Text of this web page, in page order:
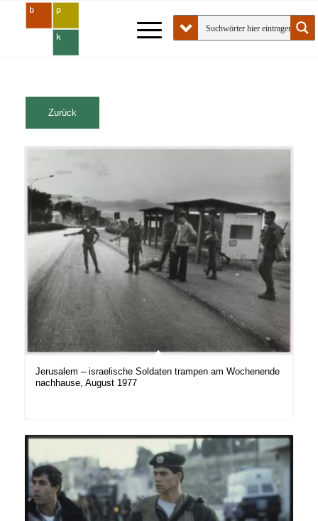
Jerusalem – israelische Soldaten trampen am Wochenende
nachhause, August 1977